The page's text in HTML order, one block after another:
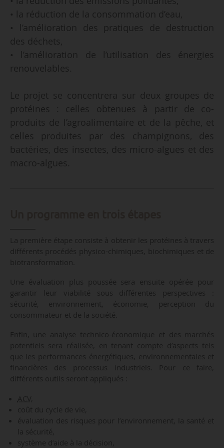
• la réduction de la consommation d’eau,
• l’amélioration des pratiques de destruction
des déchets,
• l’amélioration de l’utilisation des énergies
renouvelables.
Le projet se concentrera sur deux groupes de
protéines : celles obtenues à partir de co-
produits de l’agroalimentaire et de la pêche, et
celles produites par des champignons, des
bactéries, des insectes, des micro-algues et des
macro-algues.
La première étape consiste à obtenir les protéines à travers
différents procédés physico-chimiques, biochimiques et de
biotransformation.
Une évaluation plus poussée sera ensuite opérée pour
garantir leur viabilité sous différentes perspectives :
sécurité, environnement, économie, perception du
consommateur et de la société.
Enfin, une analyse technico-économique et des marchés
potentiels sera réalisée, en tenant compte d’aspects tels
que les performances énergétiques, environnementales et
financières des processus industriels. Pour ce faire,
différents outils seront appliqués :
ACV
coût du cycle de vie,
évaluation des risques pour l’environnement, la santé et
la sécurité,
système d’aide à la décision,